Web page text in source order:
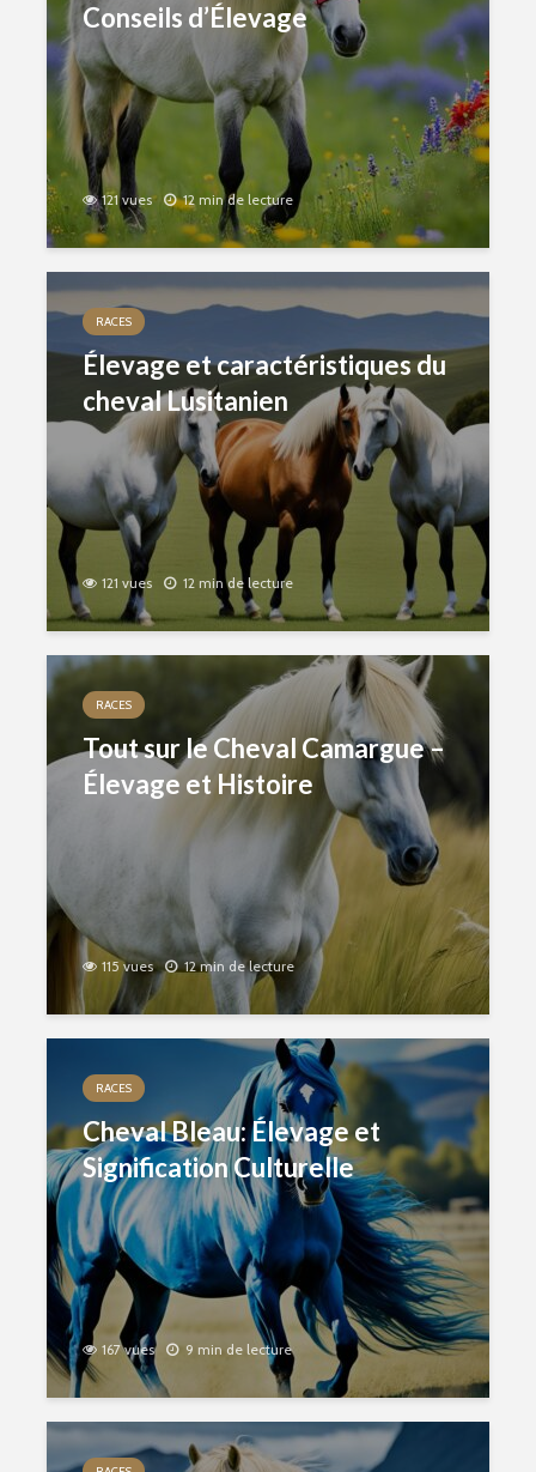
Conseils d’Élevage
121 vues 12 min de lecture
RACES
Élevage et caractéristiques du
cheval Lusitanien
121 vues 12 min de lecture
RACES
Tout sur le Cheval Camargue –
Élevage et Histoire
115 vues 12 min de lecture
RACES
Cheval Bleau: Élevage et
Signification Culturelle
167 vues 9 min de lecture